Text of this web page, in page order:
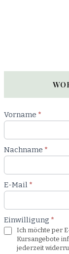
Newsletter
Workshop
Vorname *
Nachname *
E-Mail *
Einwilligung *
Ich möchte per
Kursangebote
jederzeit